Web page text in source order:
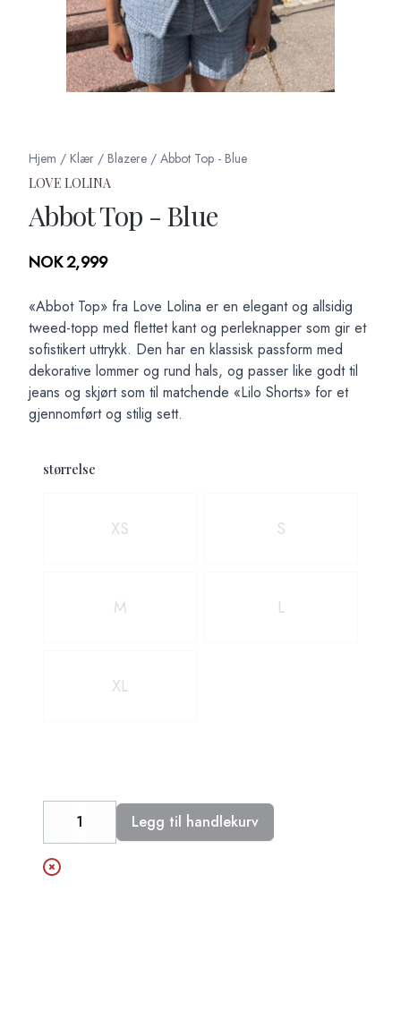
Hjem / Klær / Blazere / Abbot Top - Blue
LOVE LOLINA
Abbot Top - Blue
Produktdetaljer
NOK 2,999
Description
«Abbot Top» fra Love Lolina er en elegant og allsidig
tweed-topp med flettet kant og perleknapper som gir et
sofistikert uttrykk. Den har en klassisk passform med
dekorative lommer og rund hals, og passer like godt til
jeans og skjørt som til matchende «Lilo Shorts» for et
gjennomført og stilig sett.
størrelse
XS S
M L
XL
DecreaseIncreaseLegg til handlekurv